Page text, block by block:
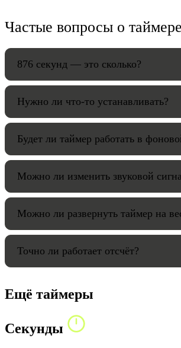
Частые вопросы о
876 секунд — это сколько?
Нужно ли что-то устанавливать?
Будет ли таймер работать в
Можно ли изменить звуковой
Можно ли развернуть таймер на
Точно ли работает отсчёт?
Ещё таймеры
Секунды